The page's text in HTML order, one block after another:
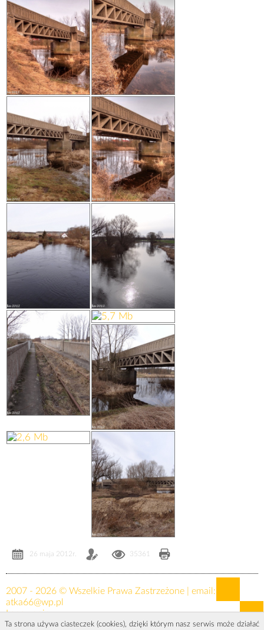
26 maja 2012r. 35361
2007 - 2026 © Wszelkie Prawa Zastrzeżone | email:
atka66@wp.pl
Logowanie »
Ta strona używa ciasteczek (cookies), dzięki którym nasz serwis może działać